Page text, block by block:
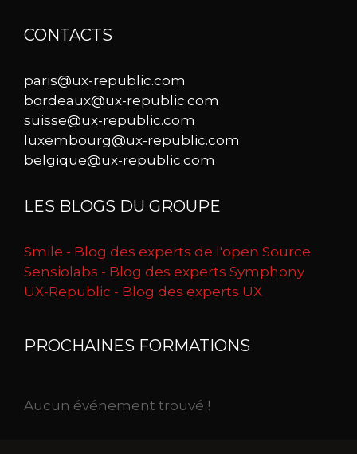
CONTACTS
paris@ux-republic.com
bordeaux@ux-republic.com
suisse@ux-republic.com
luxembourg@ux-republic.com
belgique@ux-republic.com
LES BLOGS DU GROUPE
Smile - Blog des experts de l'open Source
Sensiolabs - Blog des experts Symphony
UX-Republic - Blog des experts UX
PROCHAINES FORMATIONS
Aucun événement trouvé !